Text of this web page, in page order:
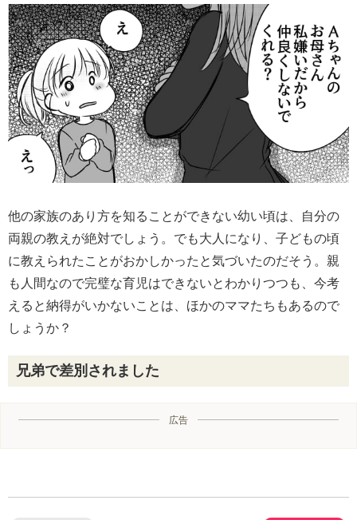
他の家族のあり方を知ることができない幼い頃は、自分の
両親の教えが絶対でしょう。でも大人になり、子どもの頃
に教えられたことがおかしかったと気づいたのだそう。親
も人間なので完璧な育児はできないとわかりつつも、今考
えると納得がいかないことは、ほかのママたちもあるので
しょうか？
兄弟で差別されました
広告